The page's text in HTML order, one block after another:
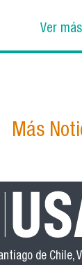
Ver más
Más
de Chile,